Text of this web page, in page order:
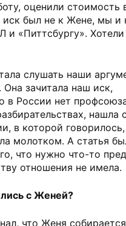
оценили стоимость
был не к Жене, мы и
и «Питтсбургу». Хотели
слушать наши
Она зачитала наш иск,
в России нет
нашла
в которой говорилось,
молотком. А статья
что нужно что-то
отношения не имела.
с Женей?
что Женя